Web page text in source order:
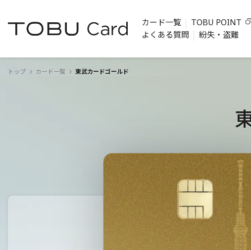
カード一覧 TOBU POINT
よくある質問
紛失・盗難
トップ カード一覧 東武カードゴールド